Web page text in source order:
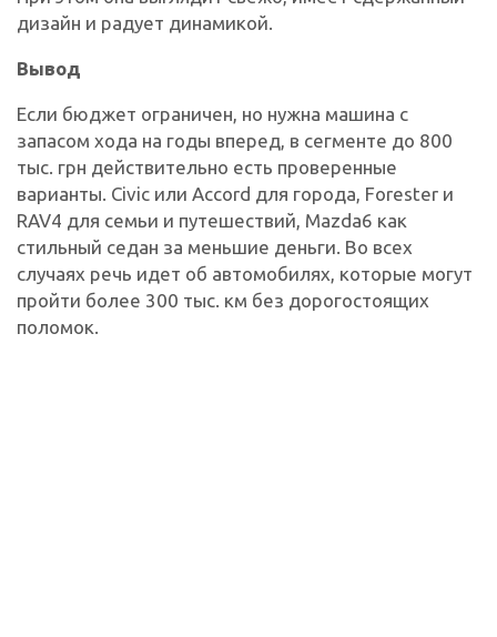
дизайн и радует динамикой.
Вывод
Если бюджет ограничен, но нужна машина с
запасом хода на годы вперед, в сегменте до 800
тыс. грн действительно есть проверенные
варианты. Civic или Accord для города, Forester и
RAV4 для семьи и путешествий, Mazda6 как
стильный седан за меньшие деньги. Во всех
случаях речь идет об автомобилях, которые могут
пройти более 300 тыс. км без дорогостоящих
поломок.